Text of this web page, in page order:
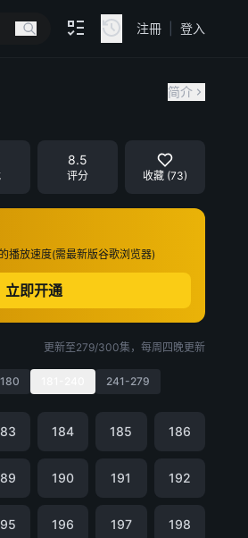
注冊 登入
简介
8.5
评分 收藏 (73)
播放速度(需最新版谷歌浏览器)
立即开通
更新至279/300集，每周四晚更新
241-279
184 185 186
190 191 192
196 197 198